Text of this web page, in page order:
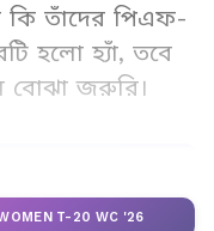
কি তাঁদের পিএফ-
হলো হ্যাঁ, তবে
বোঝা জরুরি।
T-20 WC '26